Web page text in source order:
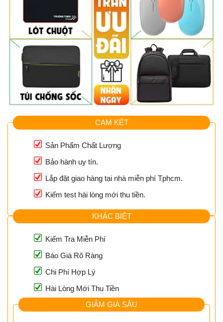
CAM KẾT
Sản Phẩm Chất Lượng
Bảo hành uy tín.
Lắp đặt giao hàng tại nhà miễn phí Tphcm.
Kiểm test hài lòng mới thu tiền.
KHÁC BIỆT
Kiểm Tra Miễn Phí
Báo Giá Rõ Ràng
Chi Phí Hợp Lý
Hài Lòng Mới Thu Tiền
GIẢM GIÁ SÂU